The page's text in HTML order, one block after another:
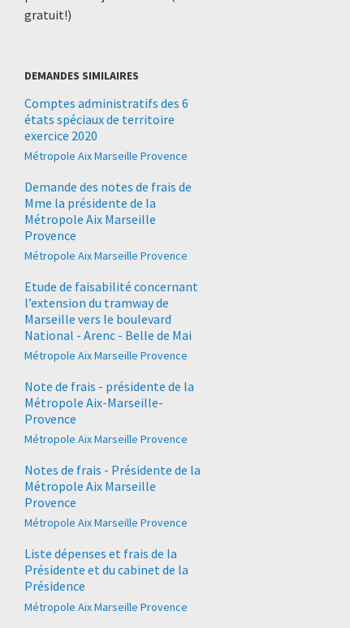
gratuit!)
DEMANDES SIMILAIRES
Comptes administratifs des 6
états spéciaux de territoire
exercice 2020
Métropole Aix Marseille Provence
Demande des notes de frais de
Mme la présidente de la
Métropole Aix Marseille
Provence
Métropole Aix Marseille Provence
Etude de faisabilité concernant
l’extension du tramway de
Marseille vers le boulevard
National - Arenc - Belle de Mai
Métropole Aix Marseille Provence
Note de frais - présidente de la
Métropole Aix-Marseille-
Provence
Métropole Aix Marseille Provence
Notes de frais - Présidente de la
Métropole Aix Marseille
Provence
Métropole Aix Marseille Provence
Liste dépenses et frais de la
Présidente et du cabinet de la
Présidence
Métropole Aix Marseille Provence